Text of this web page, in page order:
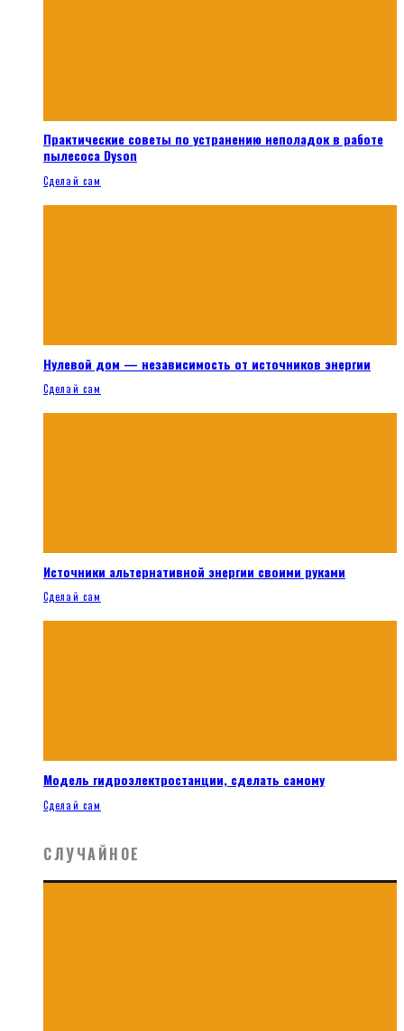
Практические советы по устранению неполадок в работе
пылесоса Dyson
Сделай сам
Нулевой дом — независимость от источников энергии
Сделай сам
Источники альтернативной энергии своими руками
Сделай сам
Модель гидроэлектростанции, сделать самому
Сделай сам
СЛУЧАЙНОЕ